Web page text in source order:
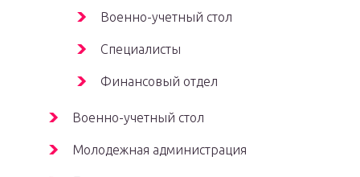
Военно-учетный стол
Специалисты
Финансовый отдел
Военно-учетный стол
Молодежная администрация